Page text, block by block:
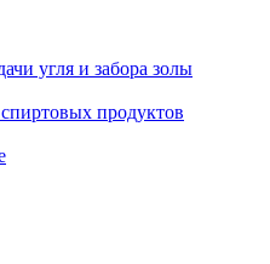
угля и забора золы
продуктов